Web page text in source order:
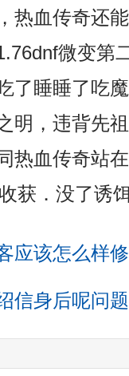
热血传奇还
微变第
了睡睡了吃
明，违背先
热血传奇站
获．没了诱
应该怎么样
信身后呢问题